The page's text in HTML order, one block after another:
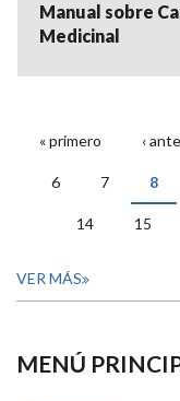
Manual sobre
Medicinal
PÁGINAS
« primero ‹
6 7 8
14 15
VER MÁS
MENÚ